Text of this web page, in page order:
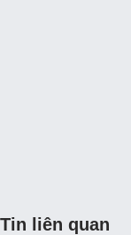
Tin liên quan